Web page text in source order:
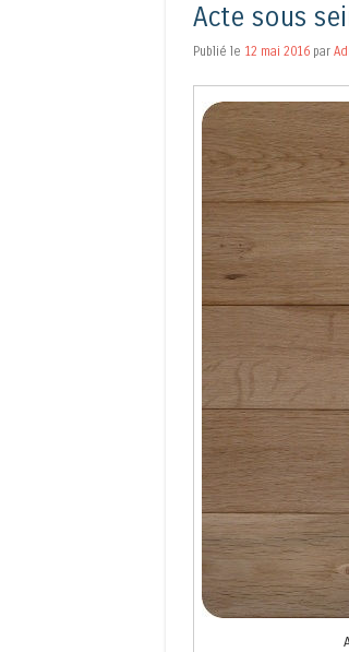
Acte sous
Publié le 12 mai 2016 par